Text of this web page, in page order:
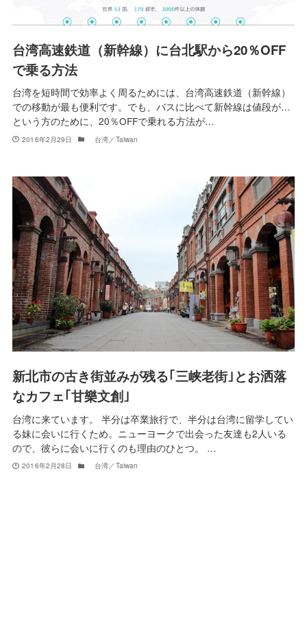
台湾高速鉄道（新幹線）に台北駅から20％OFF
で乗る方法
台湾を短時間で効率よく周るためには、台湾高速鉄道（新幹線）
での移動が最も便利です。でも、バスに比べて新幹線は値段が…
という方のために、20％OFFで乗れる方法が…
2016年2月29日 台湾／Taiwan
新北市の古き街並みが残る｢三峡老街｣とお洒落
なカフェ｢甘樂文創｣
台湾に来ています。 半分は卒業旅行で、半分は台湾に留学してい
る妹に会いに行くため。ニューヨークで出会った友達も2人いる
ので、彼らに会いに行くのも理由のひとつ。 …
2016年2月28日 台湾／Taiwan